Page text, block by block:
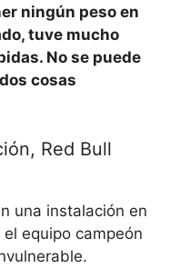
ningún peso en
tuve mucho
No se puede
cosas
Red Bull
una instalación en
equipo campeón